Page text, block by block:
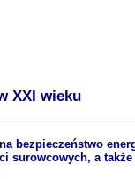
XXI wieku
bezpieczeństwo
surowcowych, a